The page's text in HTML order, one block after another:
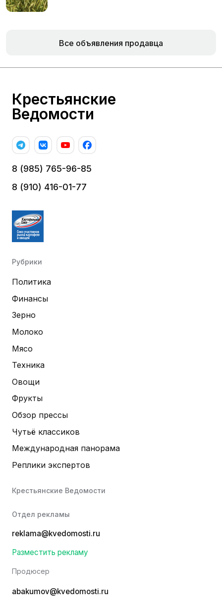
Все объявления продавца
Крестьянские
Ведомости
8 (985) 765-96-85
8 (910) 416-01-77
Рубрики
Политика
Финансы
Зерно
Молоко
Мясо
Техника
Овощи
Фрукты
Обзор прессы
Чутьё классиков
Международная панорама
Реплики экспертов
Крестьянские Ведомости
Отдел рекламы
reklama@kvedomosti.ru
Разместить рекламу
Продюсер
abakumov@kvedomosti.ru